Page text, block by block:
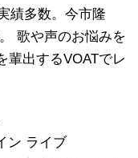
績多数。今市隆
歌や声のお悩みを
輩出するVOATでレ
ン ライブ